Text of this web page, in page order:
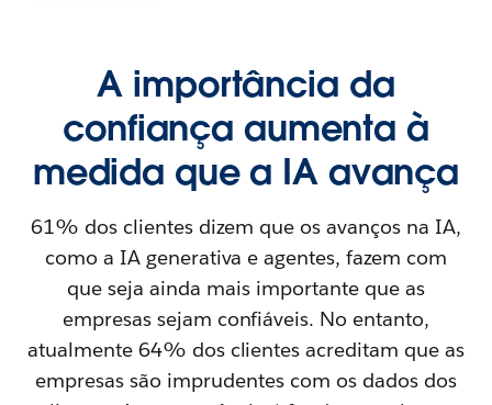
A importância da
confiança aumenta à
medida que a IA avança
61% dos clientes dizem que os avanços na IA,
como a IA generativa e agentes, fazem com
que seja ainda mais importante que as
empresas sejam confiáveis. No entanto,
atualmente 64% dos clientes acreditam que as
empresas são imprudentes com os dados dos